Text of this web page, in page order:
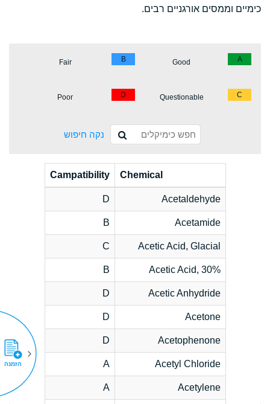
כימיים וממסים אורגניים רבים.
A
Good
B
Fair
C
Questionable
D
Poor
נקה חיפוש
Chemical
Campatibility
Acetaldehyde
D
Acetamide
B
Acetic Acid, Glacial
C
Acetic Acid, 30%
B
Acetic Anhydride
D
Acetone
D
Acetophenone
D
Acetyl Chloride
A
Acetylene
A
הזמנה